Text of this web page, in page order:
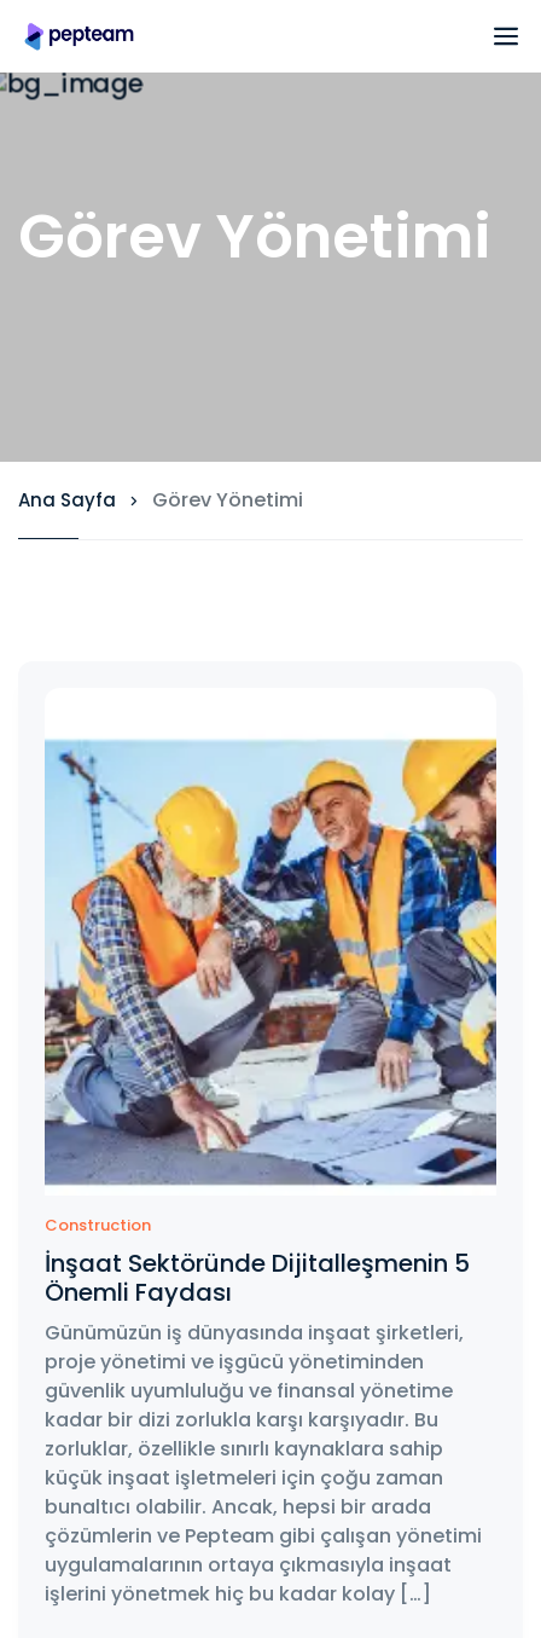
Görev Yönetimi
Ana Sayfa Görev Yönetimi
Construction
İnşaat Sektöründe Dijitalleşmenin 5
Önemli Faydası
Günümüzün iş dünyasında inşaat şirketleri,
proje yönetimi ve işgücü yönetiminden
güvenlik uyumluluğu ve finansal yönetime
kadar bir dizi zorlukla karşı karşıyadır. Bu
zorluklar, özellikle sınırlı kaynaklara sahip
küçük inşaat işletmeleri için çoğu zaman
bunaltıcı olabilir. Ancak, hepsi bir arada
çözümlerin ve Pepteam gibi çalışan yönetimi
uygulamalarının ortaya çıkmasıyla inşaat
işlerini yönetmek hiç bu kadar kolay […]